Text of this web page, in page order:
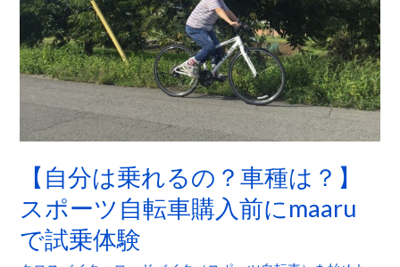
【自分は乗れるの？車種は？】
スポーツ自転車購入前にmaaru
で試乗体験
る
の？
車
種
は？】
ス
自
転